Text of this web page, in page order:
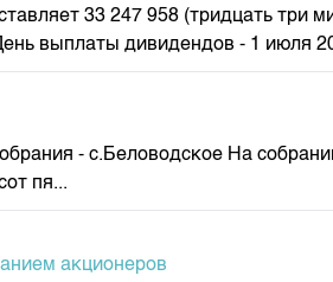
33 247 958 (тридцать три
выплаты дивидендов - 1 июля
- с.Беловодское На
пя...
акционеров